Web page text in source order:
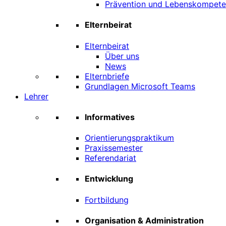
Prävention und
Elternbeirat
Elternbeirat
Über uns
News
Elternbriefe
Grundlagen Microsoft Teams
Lehrer
Informatives
Orientierungspraktikum
Praxissemester
Referendariat
Entwicklung
Fortbildung
Organisation & Administration